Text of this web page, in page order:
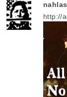
nahlas
http://